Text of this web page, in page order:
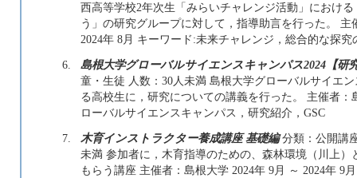
西高等学校2年次生「みらいチャレンジ活動」におけ
う」の研究グループに対して，指導助言を行った。
2024年 8月 キーワード:未来チャレンジ，総合的な探
6.
島根大学グローバルサイエンスキャンパス2024【研
童・生徒 人数：30人未満 島根大学グローバルサイエ
る高校生に，研究についての講義を行った。 主催者：
ローバルサイエンスキャンパス，研究紹介，GSC
7.
木育インストラクター養成講座 基礎編分類：公開講
未満 参加者に，木育指導のための、森林環境（川上
もらう講座 主催者：島根大学 2024年 9月 ～ 2024